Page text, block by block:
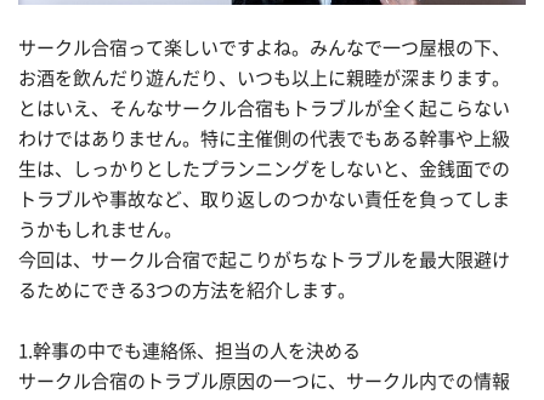
サークル合宿って楽しいですよね。みんなで一つ屋根の下、
お酒を飲んだり遊んだり、いつも以上に親睦が深まります。
とはいえ、そんなサークル合宿もトラブルが全く起こらない
わけではありません。特に主催側の代表でもある幹事や上級
生は、しっかりとしたプランニングをしないと、金銭面での
トラブルや事故など、取り返しのつかない責任を負ってしま
うかもしれません。
今回は、サークル合宿で起こりがちなトラブルを最大限避け
るためにできる3つの方法を紹介します。
1.幹事の中でも連絡係、担当の人を決める
サークル合宿のトラブル原因の一つに、サークル内での情報